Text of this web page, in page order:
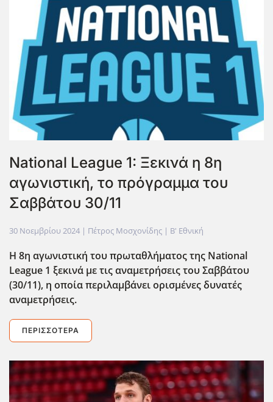
National League 1: Ξεκινά η 8η
αγωνιστική, το πρόγραμμα του
Σαββάτου 30/11
30 Νοεμβρίου 2024 | Πέτρος Μοσχονίδης | Β' Εθνική
Η 8η αγωνιστική του πρωταθλήματος της National
League 1 ξεκινά με τις αναμετρήσεις του Σαββάτου
(30/11), η οποία περιλαμβάνει ορισμένες δυνατές
αναμετρήσεις.
ΠΕΡΙΣΣΌΤΕΡΑ